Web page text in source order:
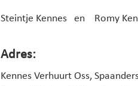
Steintje Kennes en Romy
Adres:
Kennes Verhuurt Oss,